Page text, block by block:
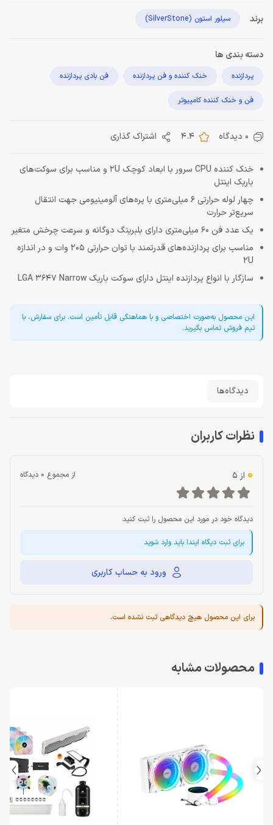
برند سیلور استون (SilverStone)
دسته بندی ها
پردازنده خنک کننده و فن پردازنده فن بادی پردازنده
فن و خنک کننده کامپیوتر
0 دیدگاه 4.4 اشتراک گذاری
خنک کننده CPU سرور با ابعاد کوچک 2U و مناسب برای سوکت‌های
باریک اینتل
چهار لوله حرارتی 6 میلی‌متری با پره‌های آلومینیومی جهت انتقال
سریع‌تر حرارت
یک عدد فن 60 میلی‌متری دارای بلبرینگ دوگانه و سرعت چرخش متغیر
مناسب برای پردازنده‌های قدرتمند با توان حرارتی 205 وات و در اندازه
2U
سازگار با انواع پردازنده اینتل دارای سوکت‌ باریک LGA 3647 Narrow
این محصول به‌صورت اختصاصی و با هماهنگی قابل تأمین است. برای سفارش، با
تیم فروش تماس بگیرید.
دیدگاه‌ها
نظرات کاربران
0 از 5 از مجموع 0 دیدگاه
دیدگاه خود در مورد این محصول را ثبت کنید
برای ثبت دیگاه ایندا باید وارد شوید
ورود به حساب کاربری
برای این محصول هیچ دیدگاهی ثبت نشده است.
محصولات مشابه